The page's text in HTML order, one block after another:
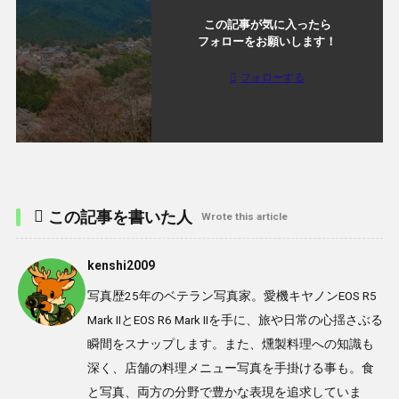
この記事が気に入ったら
フォローをお願いします！
フォローする
この記事を書いた人 Wrote this article
kenshi2009
写真歴25年のベテラン写真家。愛機キヤノンEOS R5
Mark IIとEOS R6 Mark IIを手に、旅や日常の心揺さぶる
瞬間をスナップします。また、燻製料理への知識も
深く、店舗の料理メニュー写真を手掛ける事も。食
と写真、両方の分野で豊かな表現を追求していま